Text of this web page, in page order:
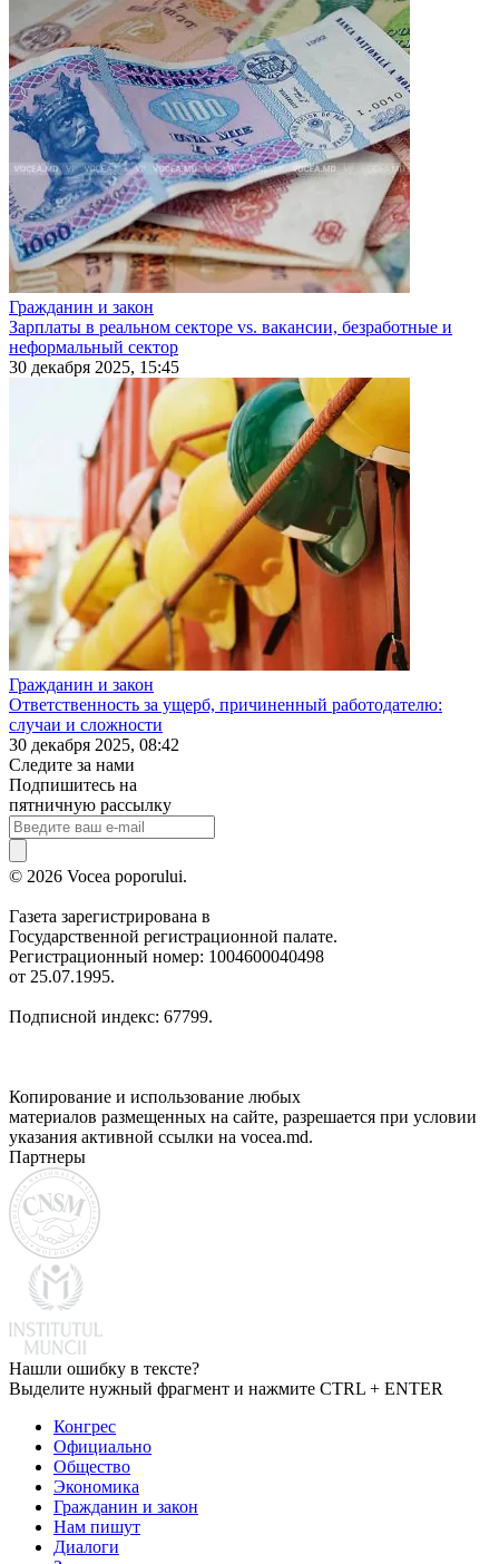
Гражданин и закон
Зарплаты в реальном секторе vs. вакансии, безработные и
неформальный сектор
30 декабря 2025, 15:45
Гражданин и закон
Ответственность за ущерб, причиненный работодателю:
случаи и сложности
30 декабря 2025, 08:42
Следите за нами
Подпишитесь на
пятничную рассылку
© 2026 Vocea poporului.
Газета зарегистрирована в
Государственной регистрационной палате.
Регистрационный номер: 1004600040498
от 25.07.1995.
Подписной индекс: 67799.
Копирование и использование любых
материалов размещенных на сайте, разрешается при условии
указания активной ссылки на vocea.md.
Партнеры
Нашли ошибку в тексте?
Выделите нужный фрагмент и нажмите CTRL + ENTER
Конгрес
Официально
Общество
Экономика
Гражданин и закон
Нам пишут
Диалоги